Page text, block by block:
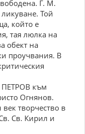
Г. М.
Той
който е
тая люлка на
обект на
проучвания. В
ПЕТРОВ към
Огнянов.
творчество в
Св. Кирил и